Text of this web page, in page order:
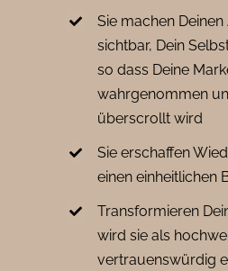
Sie machen
sichtbar, Dein
so dass Deine
wahrgenommen
überscrollt wird
Sie erschaffen
einen einheitlichen
Transformieren
wird sie als
vertrauenswürdig